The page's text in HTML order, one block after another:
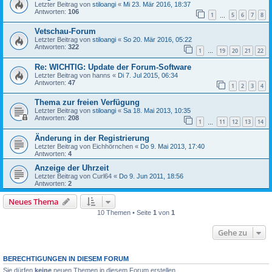
Letzter Beitrag von stiloangi « Mi 23. Mär 2016, 18:37
Antworten: 106 1 5 6 7 8
Vetschau-Forum
Letzter Beitrag von stiloangi « So 20. Mär 2016, 05:22
Antworten: 322 1 … 19 20 21 22
Re: WICHTIG: Update der Forum-Software
Letzter Beitrag von hanns « Di 7. Jul 2015, 06:34
Antworten: 47 1 2 3 4
Thema zur freien Verfügung
Letzter Beitrag von stiloangi « Sa 18. Mai 2013, 10:35
Antworten: 208 1 11 12 13 14
Änderung in der Registrierung
Letzter Beitrag von Eichhörnchen « Do 9. Mai 2013, 17:40
Antworten: 4
Anzeige der Uhrzeit
Letzter Beitrag von Curl64 « Do 9. Jun 2011, 18:56
Antworten: 2
Neues Thema
10 Themen • Seite 1 von 1
Gehe zu
BERECHTIGUNGEN IN DIESEM FORUM
Sie dürfen keine neuen Themen in diesem Forum erstellen.